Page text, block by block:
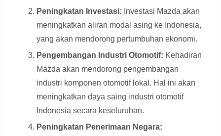
Peningkatan Investasi: Investasi Mazda akan
meningkatkan aliran modal asing ke Indonesia,
yang akan mendorong pertumbuhan ekonomi.
Pengembangan Industri Otomotif: Kehadiran
Mazda akan mendorong pengembangan
industri komponen otomotif lokal. Hal ini akan
meningkatkan daya saing industri otomotif
Indonesia secara keseluruhan.
Peningkatan Penerimaan Negara: